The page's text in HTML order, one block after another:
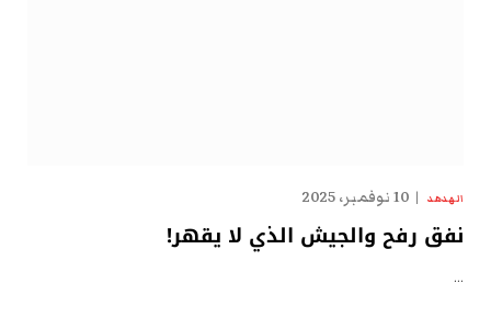
الهدهد 10 نوفمبر، 2025
نفق رفح والجيش الذي لا يقهر!
…